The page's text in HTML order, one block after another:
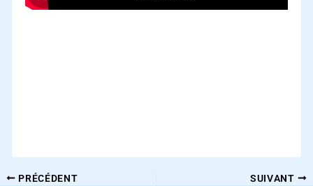
PRÉCÉDENT SUIVANT